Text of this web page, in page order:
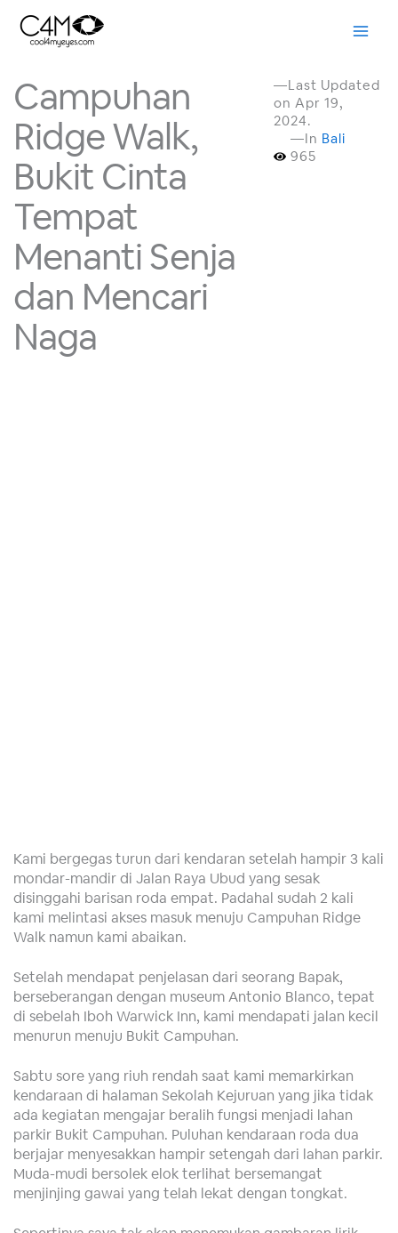
content
Campuhan
Ridge Walk,
Bukit Cinta
Tempat
Menanti Senja
dan Mencari
Naga
—Last Updated
on Apr 19,
2024.
—In Bali
965
Kami bergegas turun dari kendaran setelah hampir 3 kali
mondar-mandir di Jalan Raya Ubud yang sesak
disinggahi barisan roda empat. Padahal sudah 2 kali
kami melintasi akses masuk menuju Campuhan Ridge
Walk namun kami abaikan.
Setelah mendapat penjelasan dari seorang Bapak,
berseberangan dengan museum Antonio Blanco, tepat
di sebelah Iboh Warwick Inn, kami mendapati jalan kecil
menurun menuju Bukit Campuhan.
Sabtu sore yang riuh rendah saat kami memarkirkan
kendaraan di halaman Sekolah Kejuruan yang jika tidak
ada kegiatan mengajar beralih fungsi menjadi lahan
parkir Bukit Campuhan. Puluhan kendaraan roda dua
berjajar menyesakkan hampir setengah dari lahan parkir.
Muda-mudi bersolek elok terlihat bersemangat
menjinjing gawai yang telah lekat dengan tongkat.